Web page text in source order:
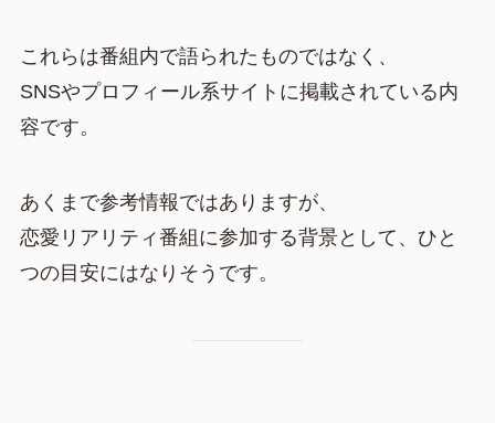
これらは番組内で語られたものではなく、
SNSやプロフィール系サイトに掲載されている内
容です。
あくまで参考情報ではありますが、
恋愛リアリティ番組に参加する背景として、ひと
つの目安にはなりそうです。